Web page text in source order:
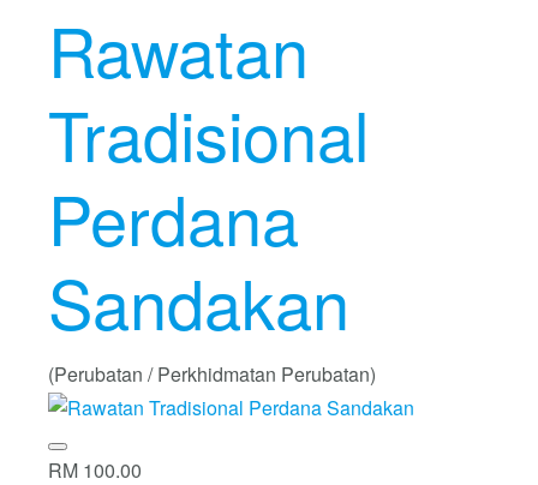
Rawatan
Tradisional
Perdana
Sandakan
(Perubatan / Perkhidmatan Perubatan)
RM 100.00